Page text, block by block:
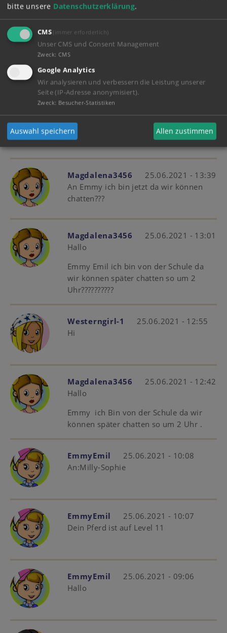
Emmy Kein Problem du darfst mich
Magi nennen.
Magdalena3456
Okay Kein Problem bin jetzt auch da.
EmmyEmil
25.06.2021 - 14:27
Ich bin da hab’s erst jetzt geschafft
Magdalena3456
25.06.2021 - 13:39
An Emmy ich bin jetzt da wir können
chatten???
Magdalena3456
25.06.2021 - 13:01
Hallo
Emmy Emil ich bin von der Schule da
wir können später chatten so um 2
Uhr??????????
Westerngirl-1
25.06.2021 - 12:55
Hi
Magdalena3456
25.06.2021 - 12:42
Hallo
Emmy ich Bin von der Schule da wir
können später chatten so um 2 Uhr .
EmmyEmil
25.06.2021 - 10:08
An:Milly-Sophie
EmmyEmil
25.06.2021 - 10:07
Dein Pferd ist auf Level 11
EmmyEmil
25.06.2021 - 09:06
Hallo
bitte unsere Datenschutzerklärung.
CMS (immer erforderlich)
Unser CMS und Consent Management
Zweck: CMS
Google Analytics
Wir analysieren und verbessern die Leistung unserer
Seite (IP-Adresse anonymisiert).
Zweck: Besucher-Statistiken
Auswahl speichern Allen zustimmen